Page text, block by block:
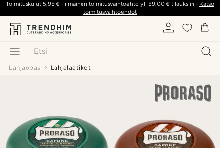
Etsi
Toimituskulut5,95 € - ilmainen toimitusvaihtoehto yli 59,00 €tilauksiin - Katso
toimitusvaihtoehdot
Lahjaopas Lahjalaatikot